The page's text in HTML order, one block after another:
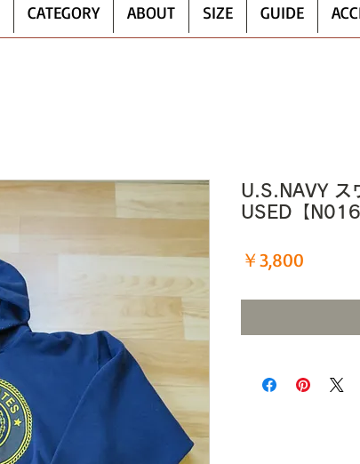
CATEGORY ABOUT SIZE GUIDE
U.S.NAVY ス
USED【N016
￥3,800